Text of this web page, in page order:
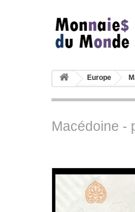
Europe
Macédoine -